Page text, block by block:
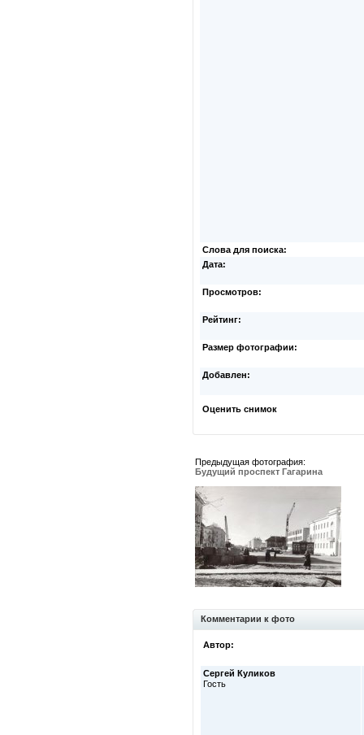
Слова для поиска:
Дата:
Просмотров:
Рейтинг:
Размер фотографии:
Добавлен:
Оценить снимок
Предыдущая фотография:
Будущий проспект Гагарина
Комментарии к фото
Автор:
Сергей Куликов
Гость